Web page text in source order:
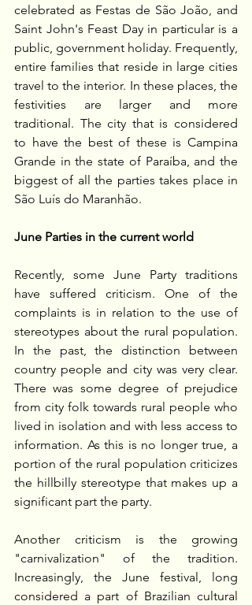
celebrated as Festas de São João, and
Saint John's Feast Day in particular is a
public, government holiday. Frequently,
entire families that reside in large cities
travel to the interior. In these places, the
festivities are larger and more
traditional. The city that is considered
to have the best of these is Campina
Grande in the state of Paraíba, and the
biggest of all the parties takes place in
São Luís do Maranhão.
June Parties in the current world
Recently, some June Party traditions
have suffered criticism. One of the
complaints is in relation to the use of
stereotypes about the rural population.
In the past, the distinction between
country people and city was very clear.
There was some degree of prejudice
from city folk towards rural people who
lived in isolation and with less access to
information. As this is no longer true, a
portion of the rural population criticizes
the hillbilly stereotype that makes up a
significant part the party.
Another criticism is the growing
"carnivalization" of the tradition.
Increasingly, the June festival, long
considered a part of Brazilian cultural